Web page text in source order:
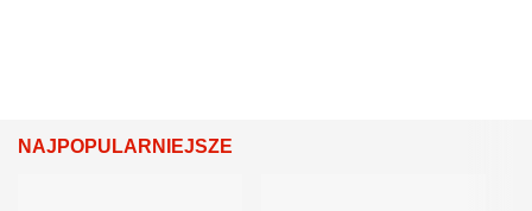
NAJPOPULARNIEJSZE